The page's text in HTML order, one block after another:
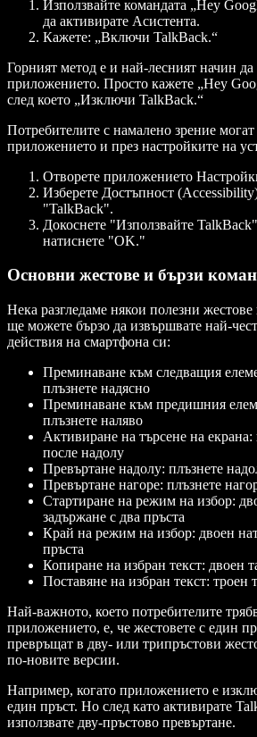
Използвайте командата „Hey
да активирате Асистента.
Кажете: „Включи TalkBack.“
Горният метод е и най-лесният начин
приложението. Просто кажете „Hey
след което „Изключи TalkBack.“
Потребителите с намалено зрение
приложението и през настройките на
Отворете приложението
Изберете Достъпност
"TalkBack".
Докоснете "Използвайте
натиснете "OK."
Основни жестове и бързи
Нека разгледаме някои полезни
ще можете бързо да извършвате най-
действия на смартфона си:
Преминаване към следващия
плъзнете надясно
Преминаване към предишния
плъзнете наляво
Активиране на търсене на екрана:
после надолу
Превъртане надолу: плъзнете
Превъртане нагоре: плъзнете
Стартиране на режим на избор:
задържане с два пръста
Край на режим на избор: двоен
пръста
Копиране на избран текст: двоен
Поставяне на избран текст: троен
Най-важното, което потребителите
приложението, е, че жестовете с един
превръщат в дву- или трипръстови
по-новите версии.
Например, когато приложението е
един пръст. Но след като активирате
използвате дву-пръстово превъртане.